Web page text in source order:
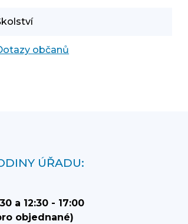
občanů
ÚŘADU:
a 12:30 - 17:00
objednané)